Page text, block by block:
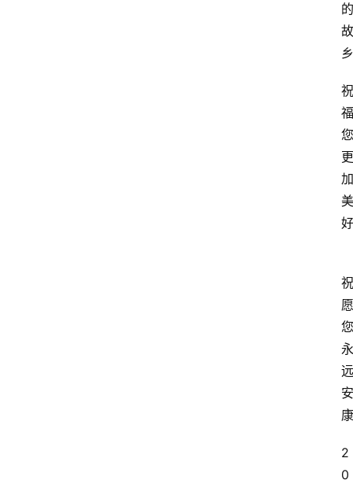
的
故
乡
祝
福
您
更
加
美
好
祝
愿
您
永
远
安
康
2
0